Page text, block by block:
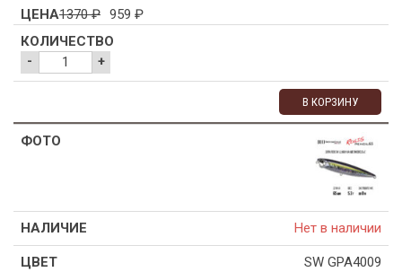
1370₽ 959 ₽
- +
В КОРЗИНУ
Нет в наличии
SW GPA4009